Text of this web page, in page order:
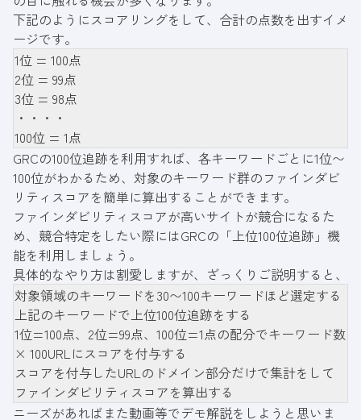
下記のようにスコアリングをして、合計の点数を出すイメ
ージです。
1位 = 100点
2位 = 99点
3位 = 98点
・・・・
100位 = 1点
GRCの100位追跡を利用すれば、各キーワードごとに1位〜
100位がわかるため、対象のキーワード群のファインダビ
リティスコアを簡単に算出することができます。
ファインダビリティスコアが高いサイトが競合になるた
め、競合特定をしたい際にはGRCの「上位100位追跡」機
能を利用しましょう。
具体的なやり方は割愛しますが、ざっくりご説明すると、
対象領域のキーワードを30〜100キーワードほど選定する
上記のキーワードで上位100位追跡をする
1位=100点、2位=99点、100位=1点の配分でキーワード数
× 100URLにスコアを付与する
スコアを付与したURLのドメイン部分だけで集計をして
ファインダビリティスコアを算出する
ニーズがあればまた動画等でデモ解説をしようと思いま